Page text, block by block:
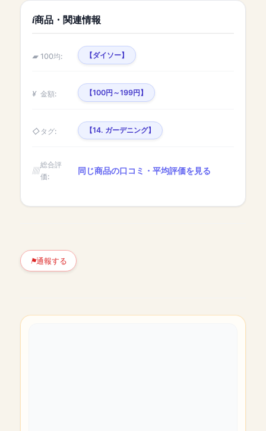
商品・関連情報
100均: 【ダイソー】
金額: 【100円～199円】
タグ: 【14. ガーデニング】
総合評
価:
同じ商品の口コミ・平均評価を見る
通報する